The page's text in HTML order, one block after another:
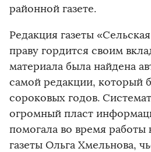
районной газете.
Редакция газеты
праву гордится своим
материала была найдена
самой редакции, который
сороковых годов.
огромный пласт
помогала во время работы
газеты Ольга Хмельнова,